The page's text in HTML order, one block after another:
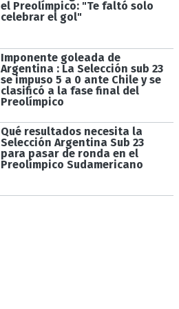
el Preolímpico: "Te faltó solo
celebrar el gol"
Imponente goleada de
Argentina : La Selección sub 23
se impuso 5 a 0 ante Chile y se
clasificó a la fase final del
Preolímpico
Qué resultados necesita la
Selección Argentina Sub 23
para pasar de ronda en el
Preolímpico Sudamericano